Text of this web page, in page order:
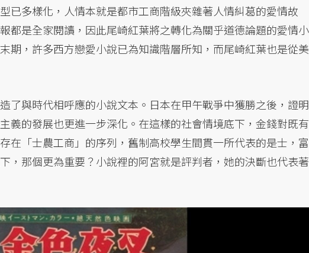
已多樣化，人情本就是都市工商階級夾雜著人情糾葛的愛情故
都是全家閱讀，因此尾崎紅葉將之轉化為關乎道德論題的愛情小
期，許多西方戀愛小說已為知識階層所知，而尾崎紅葉也是從美
了與時代相呼應的小說文本。日本在甲午戰爭中獲勝之後，證明
義的發展也更進一步深化。在這樣的社會情境底下，金錢對既有
在「士農工商」的序列，舊制高校學生間貫一所代表的是士，富
，那個更為重要？小說裡的阿宮就是評判者，她的決斷也代表著